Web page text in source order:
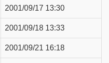
2001/09/17 13:30
2001/09/18 13:33
2001/09/21 16:18